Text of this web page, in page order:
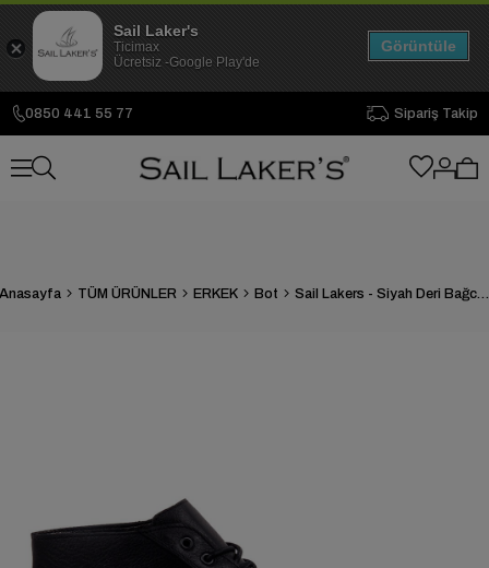
0850 441 55 77 Sipariş Takip
TÜM ÜRÜNLER ERKEK Bot Sail Lakers - Siyah Deri Bağcıklı Erkek Bot
Sail Laker's
Ticimax
Ücretsiz -Google Play'de
Görüntüle